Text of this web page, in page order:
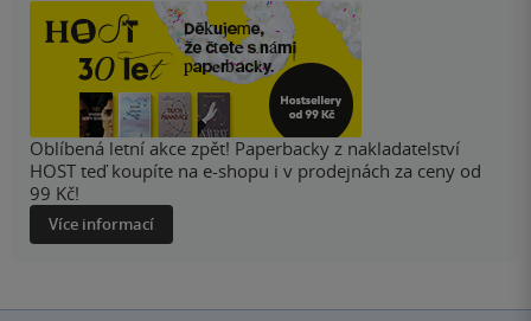
Oblíbená letní akce zpět! Paperbacky z nakladatelství
HOST teď koupíte na e-shopu i v prodejnách za ceny od
99 Kč!
Více informací